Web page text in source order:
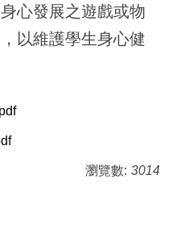
心發展之遊戲或物
以維護學生身心健
瀏覽數: 3014